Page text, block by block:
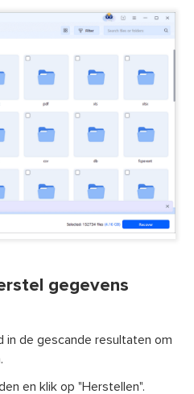
gegevens
in de gescande resultaten om
en klik op "Herstellen".